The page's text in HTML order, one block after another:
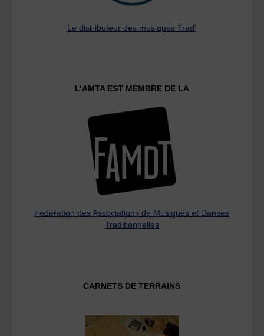
Le distributeur des musiques Trad'
L’AMTA EST MEMBRE DE LA
Fédération des Associations de Musiques et Danses
Traditionnelles
CARNETS DE TERRAINS